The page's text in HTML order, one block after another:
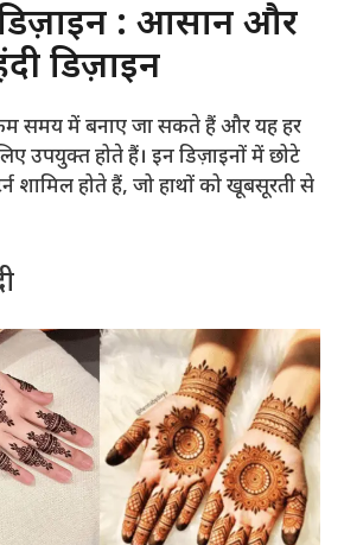
: आसान और
डिज़ाइन
समय में बनाए जा सकते हैं और यह हर
उपयुक्त होते हैं। इन डिज़ाइनों में छोटे
शामिल होते हैं, जो हाथों को खूबसूरती से